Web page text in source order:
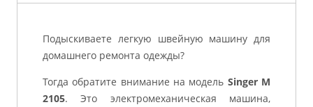
Подыскиваете легкую швейную машину для
домашнего ремонта одежды?
Тогда обратите внимание на модель Singer M
2105. Это электромеханическая машина,